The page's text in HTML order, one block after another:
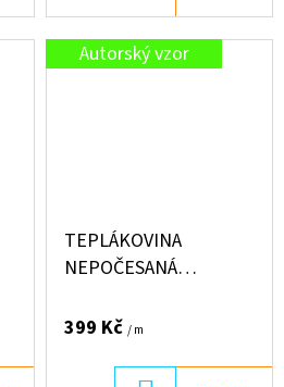
Autorský vzor
TEPLÁKOVINA
NEPOČESANÁ
399 Kč / m